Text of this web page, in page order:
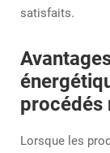
satisfaits.
procédés
Lorsque les